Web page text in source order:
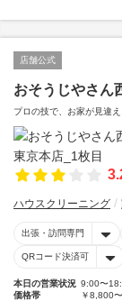
店舗公式
おそうじやさん
プロの技で、お家が見違
ハウスクリーニング
出張・訪問専門
QRコード決済可
本日の営業状況 9:00〜
価格帯
￥8,800